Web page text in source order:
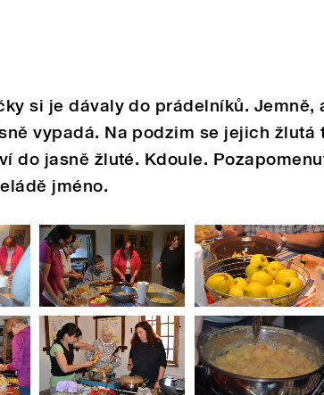
si je dávaly do prádelníků. Jemně,
vypadá. Na podzim se jejich žlutá
do jasně žluté. Kdoule.
jméno.